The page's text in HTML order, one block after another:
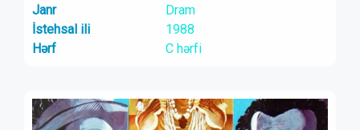
Janr
Dram
İstehsal ili
1988
Hərf
C hərfi